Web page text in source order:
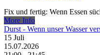
Fix und fertig: Wenn Essen
More Info
Durst - Wenn unser Wasser
15 Juli
15.07.2026